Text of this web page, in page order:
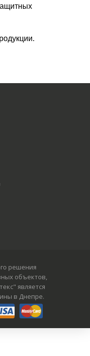
решения
объектов,
является
в Днепре.